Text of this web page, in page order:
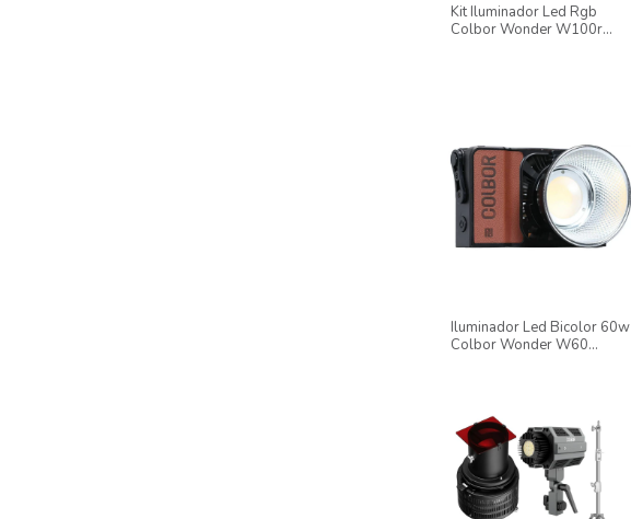
Kit Iluminador Led Rgb
Colbor Wonder W100r
Iluminador Led Bicolor 60w
Colbor Wonder W60